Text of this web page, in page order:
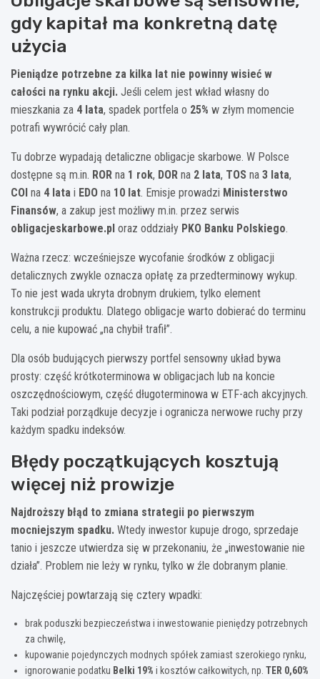
gdy kapitał ma konkretną datę
użycia
Pieniądze potrzebne za kilka lat nie powinny wisieć w
całości na rynku akcji. Jeśli celem jest wkład własny do
mieszkania za 4 lata, spadek portfela o 25% w złym momencie
potrafi wywrócić cały plan.
Tu dobrze wypadają detaliczne obligacje skarbowe. W Polsce
dostępne są m.in. ROR na 1 rok, DOR na 2 lata, TOS na 3 lata,
COI na 4 lata i EDO na 10 lat. Emisje prowadzi Ministerstwo
Finansów, a zakup jest możliwy m.in. przez serwis
obligacjeskarbowe.pl oraz oddziały PKO Banku Polskiego.
Ważna rzecz: wcześniejsze wycofanie środków z obligacji
detalicznych zwykle oznacza opłatę za przedterminowy wykup.
To nie jest wada ukryta drobnym drukiem, tylko element
konstrukcji produktu. Dlatego obligacje warto dobierać do terminu
celu, a nie kupować „na chybił trafił”.
Dla osób budujących pierwszy portfel sensowny układ bywa
prosty: część krótkoterminowa w obligacjach lub na koncie
oszczędnościowym, część długoterminowa w ETF-ach akcyjnych.
Taki podział porządkuje decyzje i ogranicza nerwowe ruchy przy
każdym spadku indeksów.
Błędy początkujących kosztują
więcej niż prowizje
Najdroższy błąd to zmiana strategii po pierwszym
mocniejszym spadku. Wtedy inwestor kupuje drogo, sprzedaje
tanio i jeszcze utwierdza się w przekonaniu, że „inwestowanie nie
działa”. Problem nie leży w rynku, tylko w źle dobranym planie.
Najczęściej powtarzają się cztery wpadki:
brak poduszki bezpieczeństwa i inwestowanie pieniędzy potrzebnych
za chwilę,
kupowanie pojedynczych modnych spółek zamiast szerokiego rynku,
ignorowanie podatku Belki 19% i kosztów całkowitych, np. TER 0,60%